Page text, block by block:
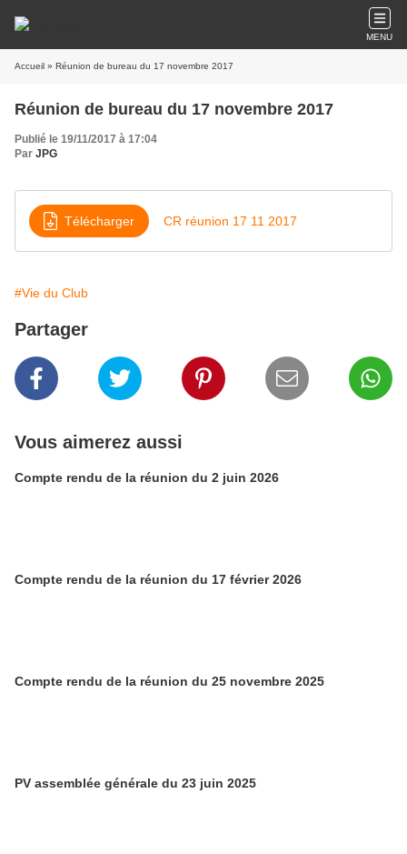
MENU
Accueil » Réunion de bureau du 17 novembre 2017
Réunion de bureau du 17 novembre 2017
Publié le 19/11/2017 à 17:04
Par JPG
Télécharger CR réunion 17 11 2017
#Vie du Club
Partager
Vous aimerez aussi
Compte rendu de la réunion du 2 juin 2026
Compte rendu de la réunion du 17 février 2026
Compte rendu de la réunion du 25 novembre 2025
PV assemblée générale du 23 juin 2025